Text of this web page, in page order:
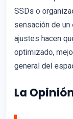
SSDs o
sensación de un
ajustes hacen
optimizado,
general del
La